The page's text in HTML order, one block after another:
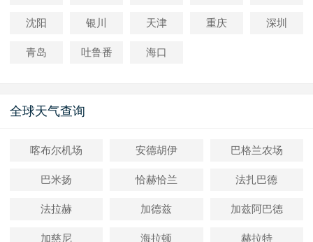
沈阳 银川 天津 重庆 深圳
青岛 吐鲁番 海口
全球天气查询
喀布尔机场 安德胡伊 巴格兰农场
巴米扬 恰赫恰兰 法扎巴德
法拉赫 加德兹 加兹阿巴德
加慈尼 海拉顿 赫拉特